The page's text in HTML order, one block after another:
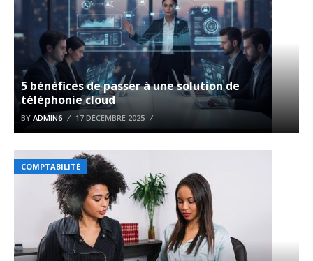
5 bénéfices de passer à une solution de
téléphonie cloud
BY ADMIN6 17 DÉCEMBRE 2025
COMPTABILITÉ